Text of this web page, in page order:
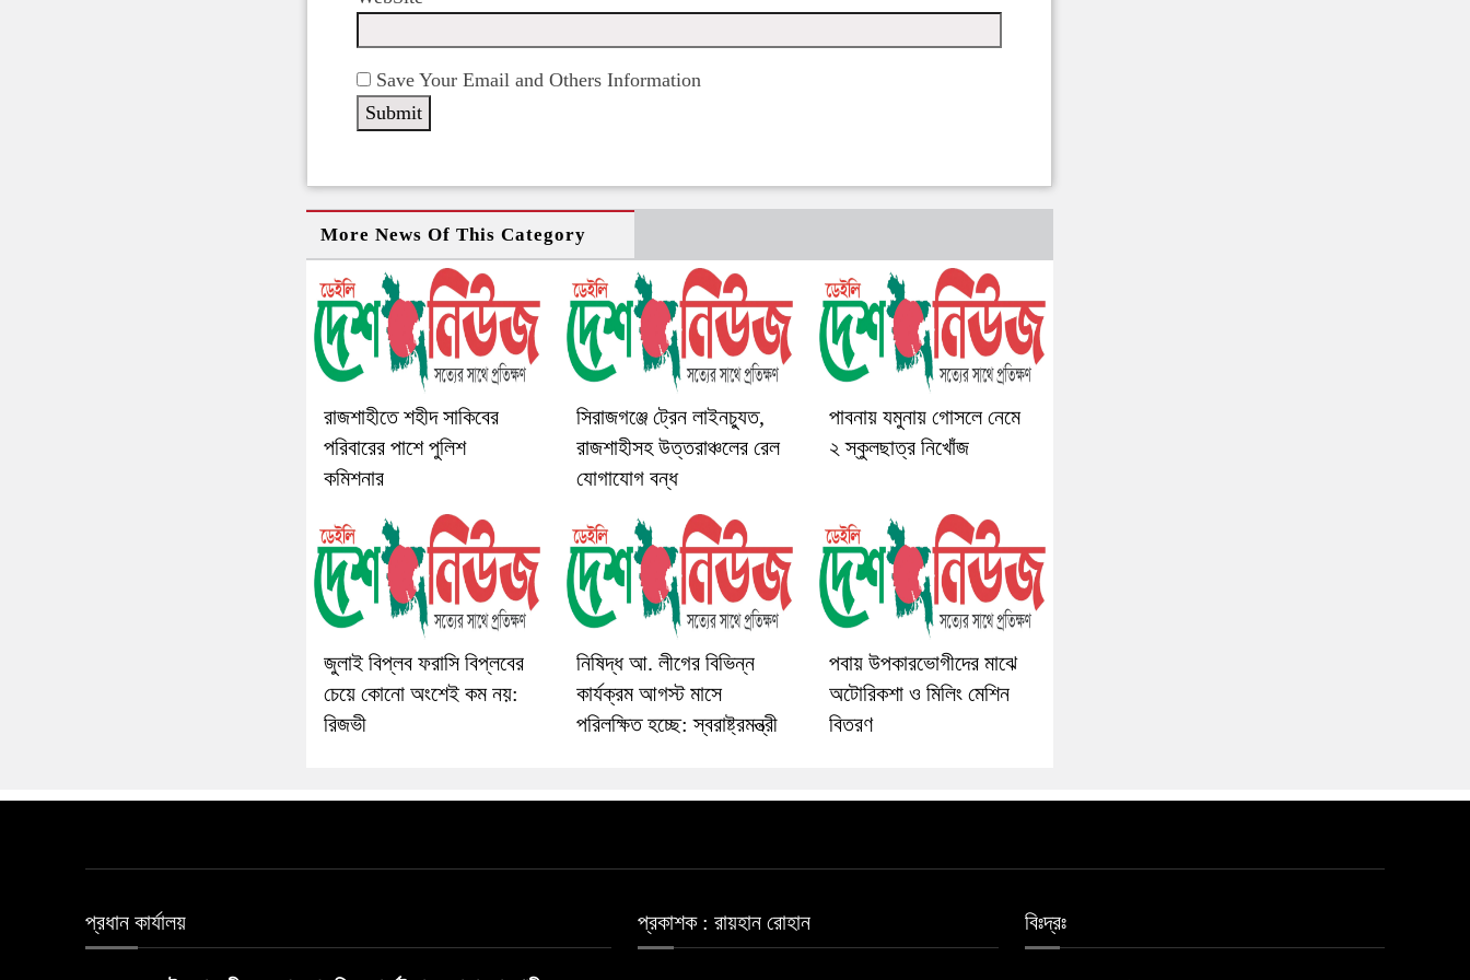
Save Your Email and Others Information
More News Of This Category
রাজশাহীতে শহীদ সাকিবের
পরিবারের পাশে পুলিশ
কমিশনার
সিরাজগঞ্জে ট্রেন লাইনচ্যুত,
রাজশাহীসহ উত্তরাঞ্চলের রেল
যোগাযোগ বন্ধ
পাবনায় যমুনায় গোসলে নেমে
২ স্কুলছাত্র নিখোঁজ
জুলাই বিপ্লব ফরাসি বিপ্লবের
চেয়ে কোনো অংশেই কম নয়:
রিজভী
নিষিদ্ধ আ. লীগের বিভিন্ন
কার্যক্রম আগস্ট মাসে
পরিলক্ষিত হচ্ছে: স্বরাষ্ট্রমন্ত্রী
পবায় উপকারভোগীদের মাঝে
অটোরিকশা ও মিলিং মেশিন
বিতরণ
প্রধান কার্যালয় প্রকাশক : রায়হান রোহান বিঃদ্রঃ